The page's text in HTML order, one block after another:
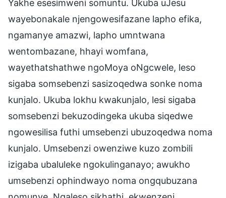
Yakhe esesimweni somuntu. Ukuba uJesu
wayebonakale njengowesifazane lapho efika,
ngamanye amazwi, lapho umntwana
wentombazane, hhayi womfana,
wayethatshathwe ngoMoya oNgcwele, leso
sigaba somsebenzi sasizoqedwa sonke noma
kunjalo. Ukuba lokhu kwakunjalo, lesi sigaba
somsebenzi bekuzodingeka ukuba siqedwe
ngowesilisa futhi umsebenzi ubuzoqedwa noma
kunjalo. Umsebenzi owenziwe kuzo zombili
izigaba ubaluleke ngokulinganayo; awukho
umsebenzi ophindwayo noma ongqubuzana